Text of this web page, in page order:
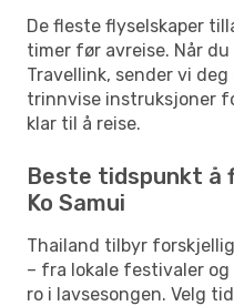
De fleste flyselskaper
timer før avreise. Når
Travellink, sender vi
trinnvise instruksjoner
klar til å reise.
Beste tidspunkt å
Ko Samui
Thailand tilbyr
– fra lokale festivaler
ro i lavsesongen. Velg